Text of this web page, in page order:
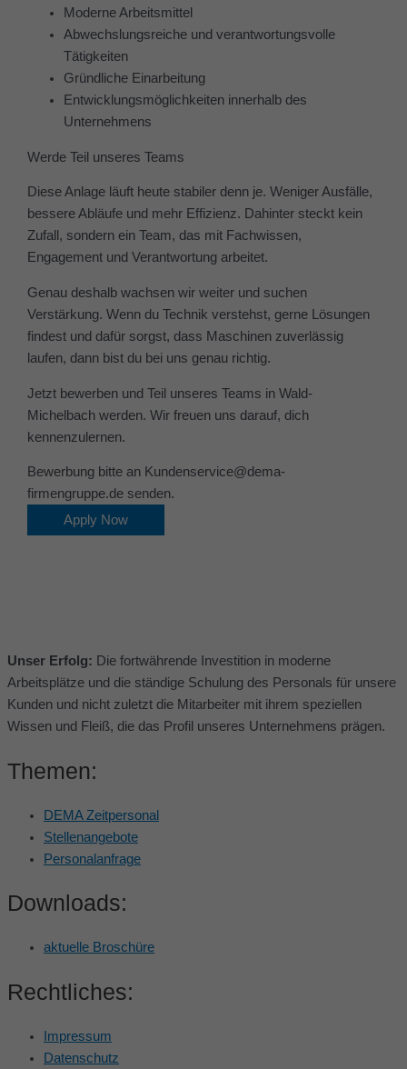
Moderne Arbeitsmittel
Abwechslungsreiche und verantwortungsvolle
Tätigkeiten
Gründliche Einarbeitung
Entwicklungsmöglichkeiten innerhalb des
Unternehmens
Werde Teil unseres Teams
Diese Anlage läuft heute stabiler denn je. Weniger Ausfälle,
bessere Abläufe und mehr Effizienz. Dahinter steckt kein
Zufall, sondern ein Team, das mit Fachwissen,
Engagement und Verantwortung arbeitet.
Genau deshalb wachsen wir weiter und suchen
Verstärkung. Wenn du Technik verstehst, gerne Lösungen
findest und dafür sorgst, dass Maschinen zuverlässig
laufen, dann bist du bei uns genau richtig.
Jetzt bewerben und Teil unseres Teams in Wald-
Michelbach werden. Wir freuen uns darauf, dich
kennenzulernen.
Bewerbung bitte an Kundenservice@dema-
firmengruppe.de senden.
Apply Now
Unser Erfolg: Die fortwährende Investition in moderne
Arbeitsplätze und die ständige Schulung des Personals für unsere
Kunden und nicht zuletzt die Mitarbeiter mit ihrem speziellen
Wissen und Fleiß, die das Profil unseres Unternehmens prägen.
Themen:
DEMA Zeitpersonal
Stellenangebote
Personalanfrage
Downloads:
aktuelle Broschüre
Rechtliches:
Impressum
Datenschutz